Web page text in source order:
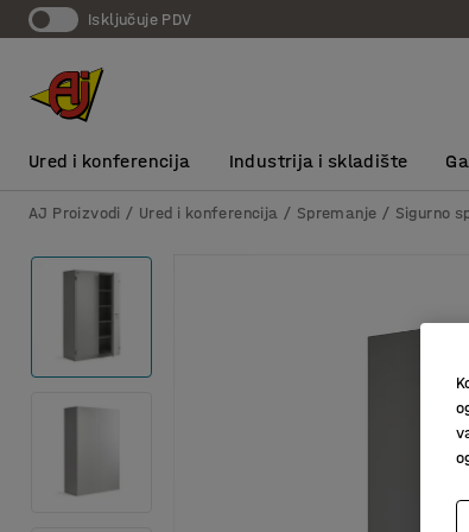
Isključuje PDV
Ured i konferencija Industrija i skladište
AJ Proizvodi Ured i konferencija Spremanje Sigurno